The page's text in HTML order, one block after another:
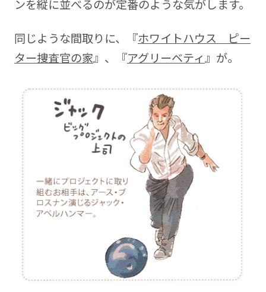
ンを縦に並べるのが定番のような気がします。
同じような間取りに、『ホワイトハウス ピー
ター捜査官の家』、『アグリーベティ』が。